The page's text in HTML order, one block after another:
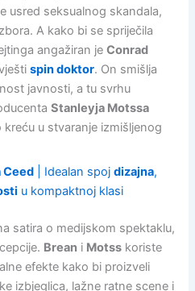
usred seksualnog skandala,
A kako bi se spriječila
angažiran je Conrad
spin doktor. On smišlja
javnosti, a tu svrhu
Stanleyja Motssa
kreću u stvaranje izmišljenog
Ceed| Idealan spoj dizajna,
u kompaktnoj klasi
satira o medijskom spektaklu,
Breani Motsskoriste
efekte kako bi proizveli
izbjeglica, lažne ratne scene i